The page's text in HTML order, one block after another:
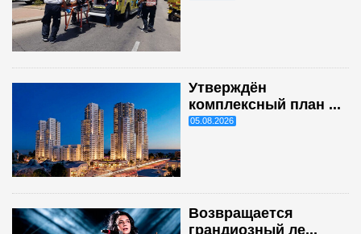
Утверждён
комплексный план ...
05.08.2026
Возвращается
грандиозный ле...